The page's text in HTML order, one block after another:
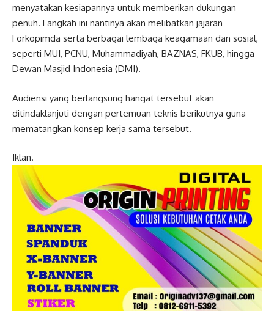
menyatakan kesiapannya untuk memberikan dukungan
penuh. Langkah ini nantinya akan melibatkan jajaran
Forkopimda serta berbagai lembaga keagamaan dan sosial,
seperti MUI, PCNU, Muhammadiyah, BAZNAS, FKUB, hingga
Dewan Masjid Indonesia (DMI).
Audiensi yang berlangsung hangat tersebut akan
ditindaklanjuti dengan pertemuan teknis berikutnya guna
mematangkan konsep kerja sama tersebut.
Iklan.